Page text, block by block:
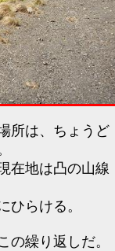
所は、ちょうど
在地は凸の山線
ひらける。
の繰り返しだ。